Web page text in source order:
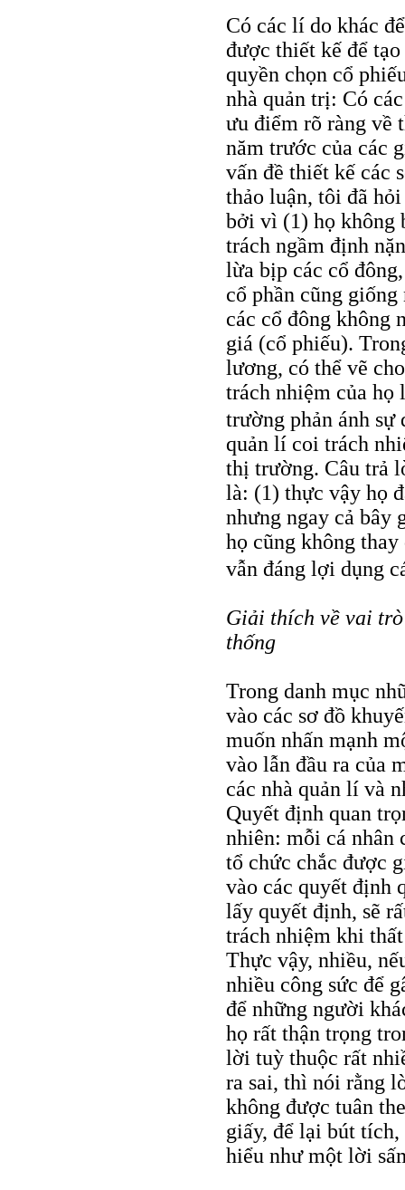
Có các lí do khác
được thiết kế để
quyền chọn cổ
nhà quản trị: Có
ưu điểm rõ ràng về
năm trước của các
vấn đề thiết kế các
thảo luận, tôi đã
bởi vì (1) họ không
trách ngầm định
lừa bịp các cổ
cổ phần cũng
các cổ đông không
giá (cổ phiếu).
lương, có thể vẽ
trách nhiệm của họ
trường phản ánh
quản lí coi trách
thị trường. Câu trả
là: (1) thực vậy họ
nhưng ngay cả bây
họ cũng không
vẫn đáng lợi dụng
Giải thích về vai trò
thống
Trong danh mục
vào các sơ đồ
muốn nhấn mạnh
vào lẫn đầu ra của
các nhà quản lí và
Quyết định quan
nhiên: mỗi cá nhân
tổ chức chắc được
vào các quyết định
lấy quyết định, sẽ
trách nhiệm khi
Thực vậy, nhiều,
nhiều công sức để
để những người
họ rất thận trọng
lời tuỳ thuộc rất
ra sai, thì nói rằng
không được tuân
giấy, để lại bút
hiểu như một lời